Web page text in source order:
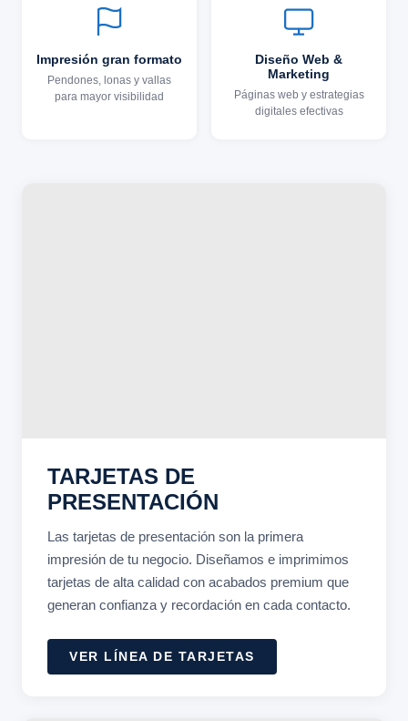
Impresión gran formato
Pendones, lonas y vallas
para mayor visibilidad
Diseño Web &
Marketing
Páginas web y estrategias
digitales efectivas
TARJETAS DE
PRESENTACIÓN
Las tarjetas de presentación son la primera
impresión de tu negocio. Diseñamos e imprimimos
tarjetas de alta calidad con acabados premium que
generan confianza y recordación en cada contacto.
VER LÍNEA DE TARJETAS